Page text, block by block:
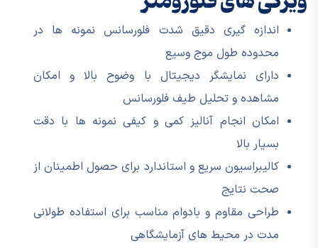
اندازه گیری دقیق شدت فلورسانس نمونه ها در
محدوده طول موج وسیع
دارای نمایشگر دیجیتال با وضوح بالا و امکان
مشاهده و تحلیل طیف فلورسانس
امکان انجام آنالیز کمی و کیفی نمونه ها با دقت
بسیار بالا
کالیبراسیون سریع و استاندارد برای حصول اطمینان از
صحت نتایج
طراحی مقاوم و بادوام مناسب برای استفاده طولانی
مدت در محیط های آزمایشگاهی